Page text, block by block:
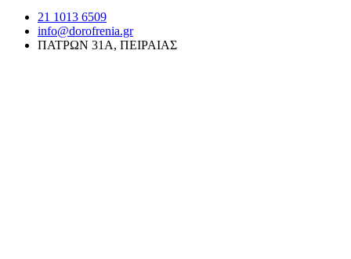
21 1013 6509
info@dorofrenia.gr
ΠΑΤΡΩΝ 31Α, ΠΕΙΡΑΙΑΣ